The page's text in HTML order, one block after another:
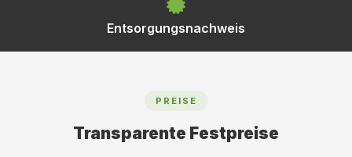
Entsorgungsnachweis
PREISE
Transparente Festpreise